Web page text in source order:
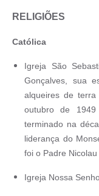
RELIGIÕES
Católica
Igreja São
Gonçalves, sua
alqueires de
outubro de
terminado na
liderança do
foi o Padre
Igreja Nossa